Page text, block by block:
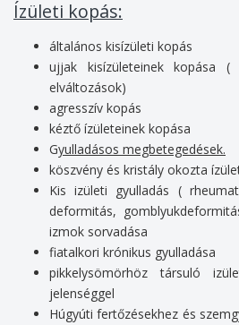
Ízületi kopás:
általános kisízületi kopás
ujjak kisízületeinek kopása (
elváltozások)
agresszív kopás
kéztő ízületeinek kopása
Gyulladásos megbetegedések.
köszvény és kristály okozta
Kis izületi gyulladás (
deformitás,
izmok sorvadása
fiatalkori krónikus gyulladása
pikkelysömörhöz társuló
jelenséggel
Húgyúti fertőzésekhez és